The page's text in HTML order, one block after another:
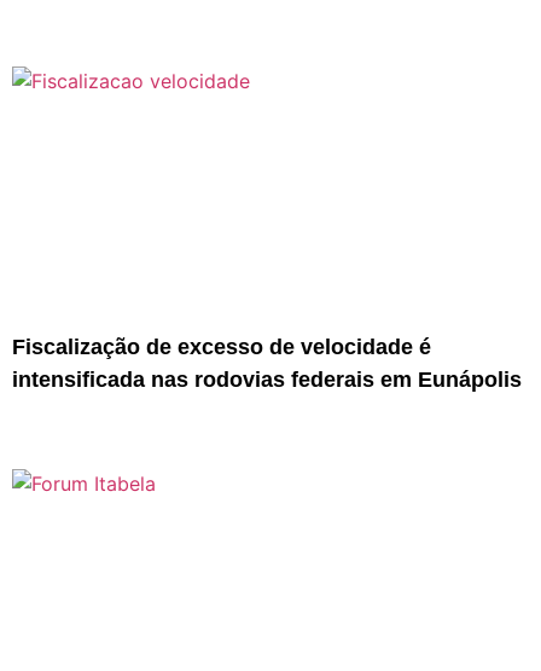
Fiscalização de excesso de velocidade é
intensificada nas rodovias federais em Eunápolis